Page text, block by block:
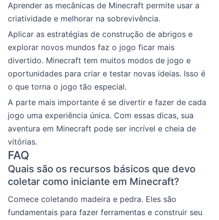
Aprender as mecânicas de Minecraft permite usar a
criatividade e melhorar na sobrevivência.
Aplicar as estratégias de construção de abrigos e
explorar novos mundos faz o jogo ficar mais
divertido. Minecraft tem muitos modos de jogo e
oportunidades para criar e testar novas ideias. Isso é
o que torna o jogo tão especial.
A parte mais importante é se divertir e fazer de cada
jogo uma experiência única. Com essas dicas, sua
aventura em Minecraft pode ser incrível e cheia de
vitórias.
FAQ
Quais são os recursos básicos que devo
coletar como iniciante em Minecraft?
Comece coletando madeira e pedra. Eles são
fundamentais para fazer ferramentas e construir seu